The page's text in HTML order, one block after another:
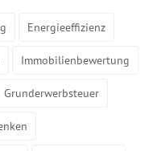
Energieeffizienz
Immobilienbewertung
Grunderwerbsteuer